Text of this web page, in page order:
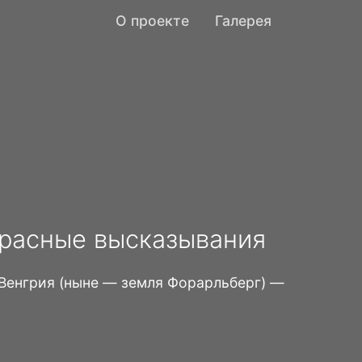
О проекте Галерея
высказывания
(ныне — земля Форарльберг) —